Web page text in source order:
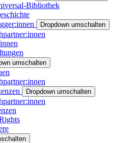
Bibliothek
Dropdown umschalten
umschalten
Dropdown umschalten